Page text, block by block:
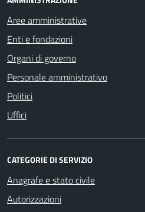
Aree amministrative
Enti e fondazioni
Organi di governo
Personale amministrativo
Politici
Uffici
CATEGORIE DI SERVIZIO
Anagrafe e stato civile
Autorizzazioni